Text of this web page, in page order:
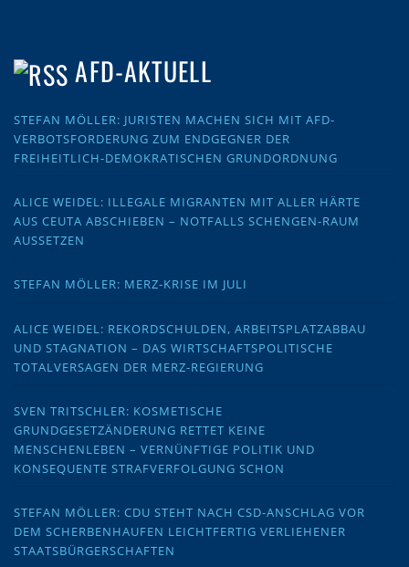
AFD-AKTUELL
STEFAN MÖLLER: JURISTEN MACHEN SICH MIT AFD-
VERBOTSFORDERUNG ZUM ENDGEGNER DER
FREIHEITLICH-DEMOKRATISCHEN GRUNDORDNUNG
ALICE WEIDEL: ILLEGALE MIGRANTEN MIT ALLER HÄRTE
AUS CEUTA ABSCHIEBEN – NOTFALLS SCHENGEN-RAUM
AUSSETZEN
STEFAN MÖLLER: MERZ-KRISE IM JULI
ALICE WEIDEL: REKORDSCHULDEN, ARBEITSPLATZABBAU
UND STAGNATION – DAS WIRTSCHAFTSPOLITISCHE
TOTALVERSAGEN DER MERZ-REGIERUNG
SVEN TRITSCHLER: KOSMETISCHE
GRUNDGESETZÄNDERUNG RETTET KEINE
MENSCHENLEBEN – VERNÜNFTIGE POLITIK UND
KONSEQUENTE STRAFVERFOLGUNG SCHON
STEFAN MÖLLER: CDU STEHT NACH CSD-ANSCHLAG VOR
DEM SCHERBENHAUFEN LEICHTFERTIG VERLIEHENER
STAATSBÜRGERSCHAFTEN